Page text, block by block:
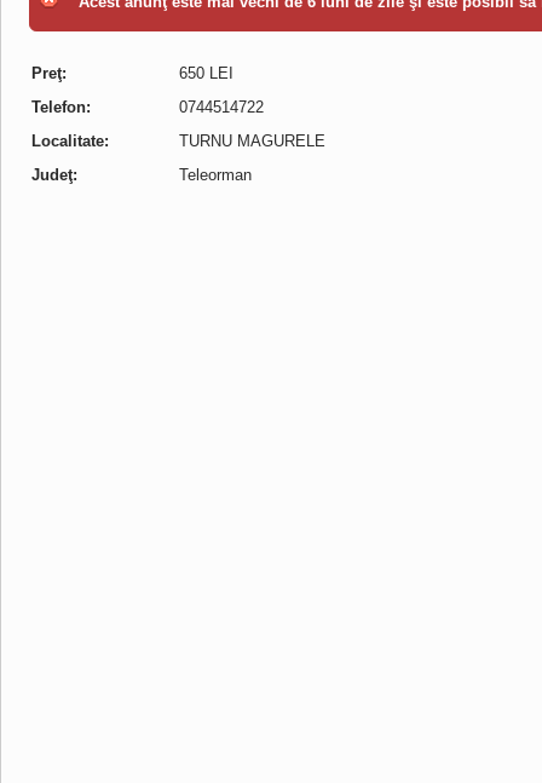
Preţ:
650 LEI
Telefon:
0744514722
Localitate:
TURNU MAGURELE
Judeţ:
Teleorman